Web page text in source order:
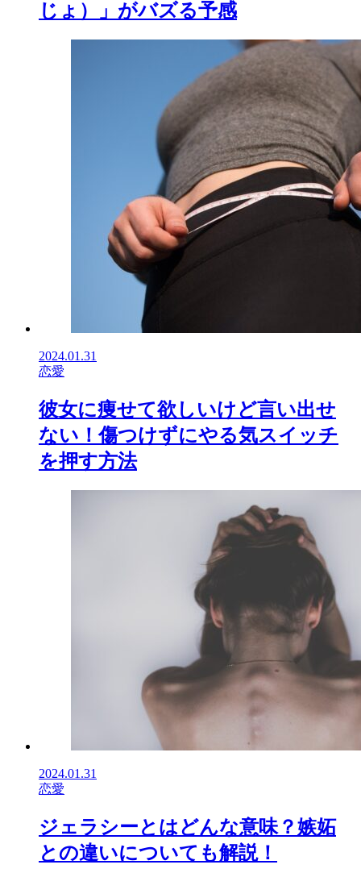
じょ）」がバズる予感
2024.01.31
恋愛
彼女に痩せて欲しいけど言い出せ
ない！傷つけずにやる気スイッチ
を押す方法
2024.01.31
恋愛
ジェラシーとはどんな意味？嫉妬
との違いについても解説！